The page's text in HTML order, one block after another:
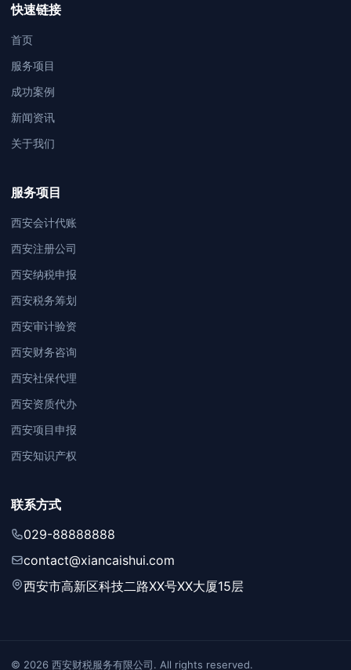
快速链接
首页
服务项目
成功案例
新闻资讯
关于我们
服务项目
西安会计代账
西安注册公司
西安纳税申报
西安税务筹划
西安审计验资
西安财务咨询
西安社保代理
西安资质代办
西安项目申报
西安知识产权
联系方式
029-88888888
contact@xiancaishui.com
西安市高新区科技二路XX号XX大厦15层
© 2026 西安财税服务有限公司. All rights reserved.